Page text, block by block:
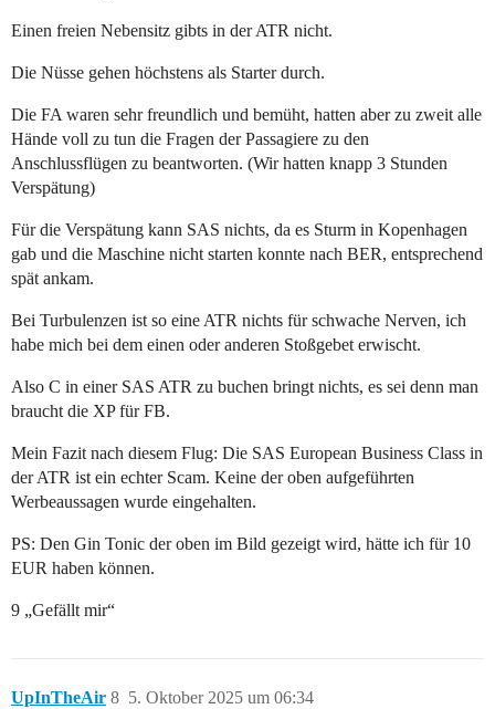
Einen freien Nebensitz gibts in der ATR nicht.
Die Nüsse gehen höchstens als Starter durch.
Die FA waren sehr freundlich und bemüht, hatten aber zu zweit alle
Hände voll zu tun die Fragen der Passagiere zu den
Anschlussflügen zu beantworten. (Wir hatten knapp 3 Stunden
Verspätung)
Für die Verspätung kann SAS nichts, da es Sturm in Kopenhagen
gab und die Maschine nicht starten konnte nach BER, entsprechend
spät ankam.
Bei Turbulenzen ist so eine ATR nichts für schwache Nerven, ich
habe mich bei dem einen oder anderen Stoßgebet erwischt.
Also C in einer SAS ATR zu buchen bringt nichts, es sei denn man
braucht die XP für FB.
Mein Fazit nach diesem Flug: Die SAS European Business Class in
der ATR ist ein echter Scam. Keine der oben aufgeführten
Werbeaussagen wurde eingehalten.
PS: Den Gin Tonic der oben im Bild gezeigt wird, hätte ich für 10
EUR haben können.
9 „Gefällt mir“
UpInTheAir 5. Oktober 2025 um 06:34
8